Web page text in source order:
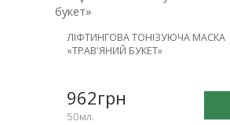
ЛІФТИНГОВА ТОНІЗУЮЧА МАСКА
«ТРАВ'ЯНИЙ БУКЕТ»
962грн
50мл.